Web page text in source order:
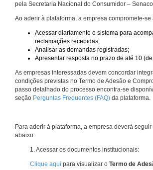
pela Secretaria Nacional do Consumidor –
Ao aderir à plataforma, a empresa compromete-se
Acessar diariamente o sistema para
reclamações recebidas;
Analisar as demandas registradas;
Apresentar resposta no prazo de até 10
As empresas interessadas devem concordar
condições previstas no Termo de Adesão e
passo detalhado do processo encontra-se
seção Perguntas Frequentes (FAQ) da plataforma.
Para aderir à plataforma, a empresa deverá
abaixo:
1. Acessar os documentos institucionais:
Clique aqui para visualizar o Termo de